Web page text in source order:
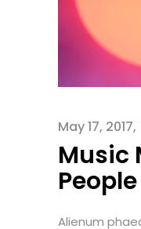
May 17, 2017
Music
People
Alienum